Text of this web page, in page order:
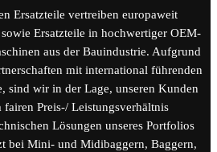
Ersatzteile vertreiben europaweit
Ersatzteile in hochwertiger OEM-
aus der Bauindustrie. Aufgrund
mit international führenden
sind wir in der Lage, unseren Kunden
Preis-/ Leistungsverhältnis
Lösungen unseres Portfolios
bei Mini- und Midibaggern, Baggern,